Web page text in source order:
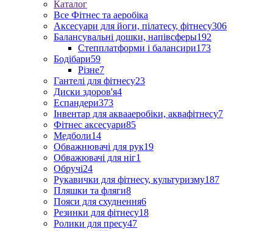
Каталог
Все Фітнес та аеробіка
Аксесуари для йоги, пілатесу, фітнесу306
Балансувальні дошки, напівсферы192
Степплатформи і балансири173
Бодібари59
Різне7
Гантелі для фітнесу23
Диски здоров'я4
Еспандери373
Інвентар для аквааеробіки, аквафітнесу7
Фітнес аксесуари85
Медболи14
Обважнювачі для рук19
Обважювачі для ніг1
Обручі24
Рукавички для фітнесу, культуризму187
Пляшки та фляги8
Пояси для схуднення6
Резинки для фітнесу18
Ролики для пресу47